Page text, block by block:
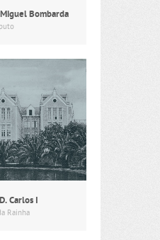
Bombarda
Carlos I
Rainha